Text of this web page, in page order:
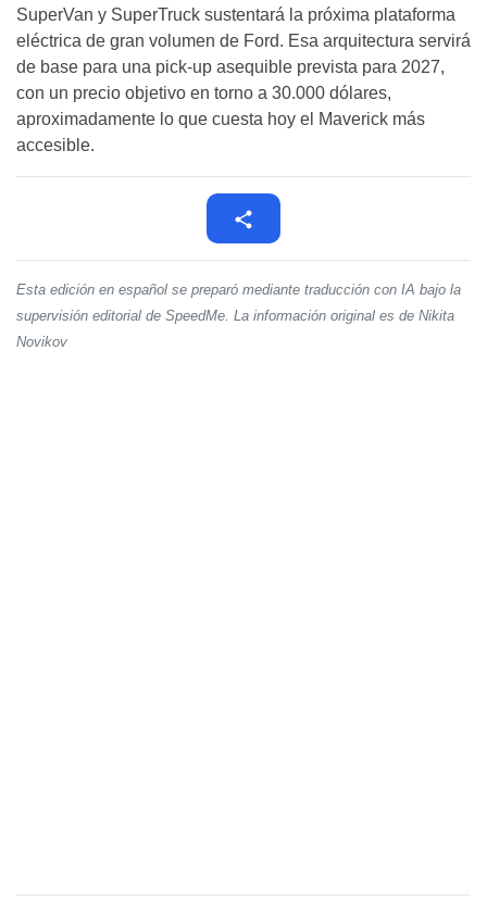
SuperVan y SuperTruck sustentará la próxima plataforma
eléctrica de gran volumen de Ford. Esa arquitectura servirá
de base para una pick-up asequible prevista para 2027,
con un precio objetivo en torno a 30.000 dólares,
aproximadamente lo que cuesta hoy el Maverick más
accesible.
Esta edición en español se preparó mediante traducción con IA bajo la
supervisión editorial de SpeedMe. La información original es de Nikita
Novikov